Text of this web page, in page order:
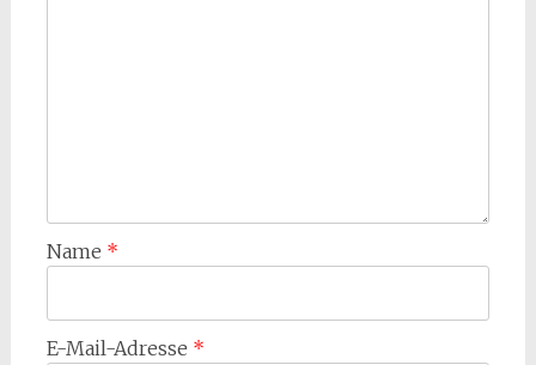
Name *
E-Mail-Adresse *